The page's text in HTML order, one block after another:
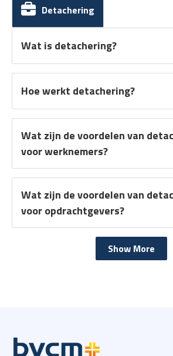
Detachering
Wat is detachering?
Hoe werkt detachering?
Wat zijn de voordelen van
voor werknemers?
Wat zijn de voordelen van
voor opdrachtgevers?
Show More